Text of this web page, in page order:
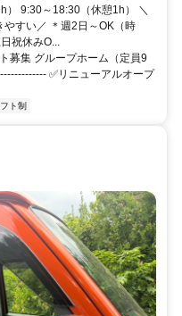
） 9:30～18:30（休憩1h） ＼
すい／ ＊週2日～OK（時
祝休みO...
募集 グループホーム（定員9
✅リニューアルオープ
ト制